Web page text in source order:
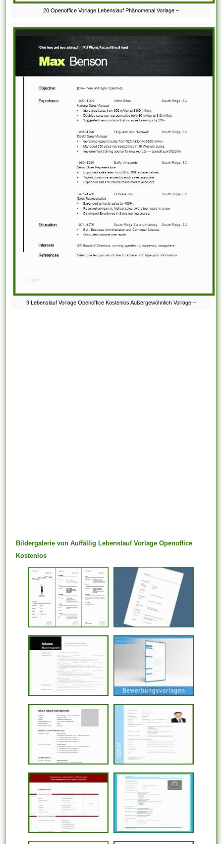
20 Openoffice Vorlage Lebenslauf Phänomenal Vorlage –
9 Lebenslauf Vorlage Openoffice Kostenlos Außergewöhnlich Vorlage –
Bildergalerie von Auffällig Lebenslauf Vorlage Openoffice
Kostenlos